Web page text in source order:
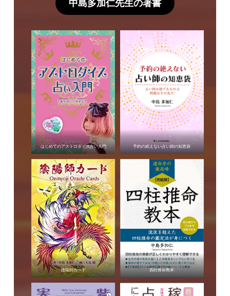
中島多加仁先生の著書
はじめてのアストロダイス占い入門 予約の絶えない占い師の知恵袋
陰陽師カード 四柱推命教本